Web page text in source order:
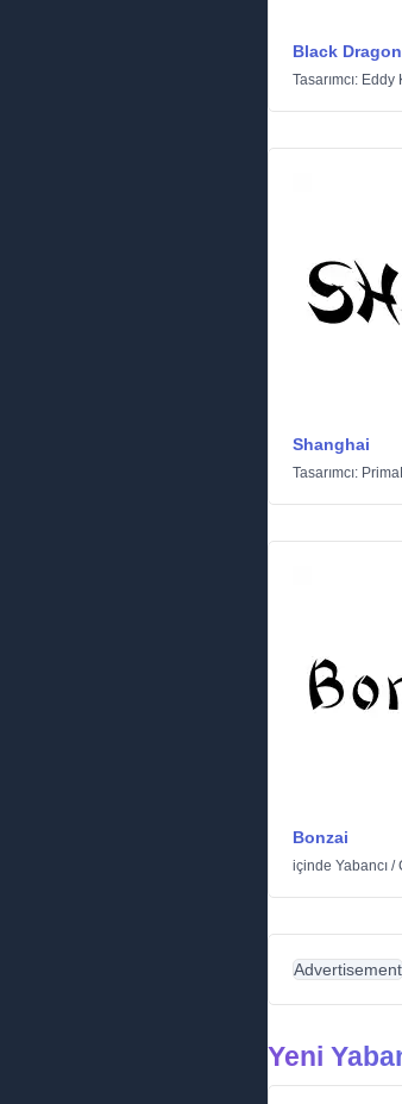
Black Dragon
Tasarımcı: Eddy
Shanghai
Tasarımcı:
Bonzai
içinde Yabancı /
Advertisement
Yeni